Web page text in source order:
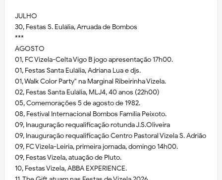
JULHO
30, Festas S. Eulália, Arruada de Bombos
***
AGOSTO
01, FC Vizela-Celta Vigo B jogo apresentação 17h00.
01, Festas Santa Eulália, Adriana Lua e djs.
01, Walk Color Party" na Marginal Ribeirinha Vizela.
02, Festas Santa Eulália, MLJ4, 40 anos (22h00)
05, Comemorações 5 de agosto de 1982.
08, Festival Internacional Bombos Família Peixoto.
09, Inauguração requalificação rotunda J.S.Oliveira
09, Inauguração requalificação Centro Pastoral Vizela S. Adrião
09, FC Vizela-Leiria, primeira jornada, domingo 14h00.
09, Festas Vizela, atuação de Pluto.
10, Festas Vizela, ABBA EXPERIENCE.